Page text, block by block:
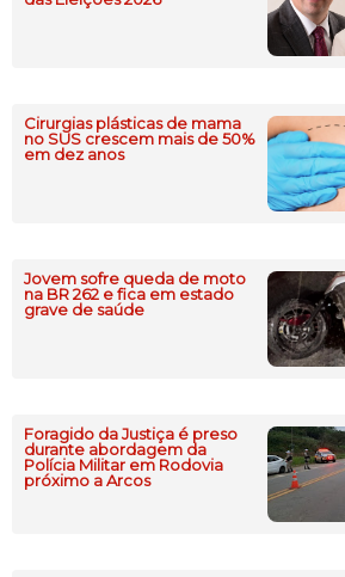
Cirurgias plásticas de mama
no SUS crescem mais de 50%
em dez anos
Jovem sofre queda de moto
na BR 262 e fica em estado
grave de saúde
Foragido da Justiça é preso
durante abordagem da
Polícia Militar em Rodovia
próximo a Arcos